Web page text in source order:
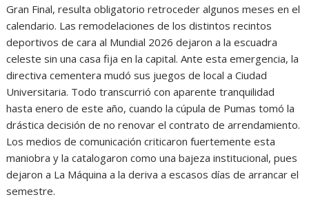
Gran Final, resulta obligatorio retroceder algunos meses en el
calendario. Las remodelaciones de los distintos recintos
deportivos de cara al Mundial 2026 dejaron a la escuadra
celeste sin una casa fija en la capital. Ante esta emergencia, la
directiva cementera mudó sus juegos de local a Ciudad
Universitaria. Todo transcurrió con aparente tranquilidad
hasta enero de este año, cuando la cúpula de Pumas tomó la
drástica decisión de no renovar el contrato de arrendamiento.
Los medios de comunicación criticaron fuertemente esta
maniobra y la catalogaron como una bajeza institucional, pues
dejaron a La Máquina a la deriva a escasos días de arrancar el
semestre.